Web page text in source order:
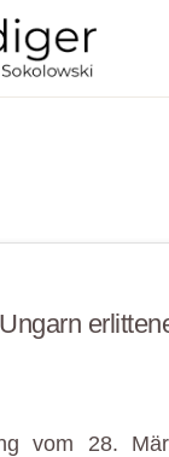
vom 28.